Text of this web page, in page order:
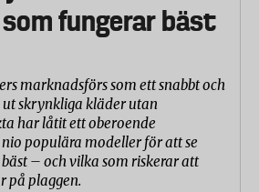
fungerar bäst
marknadsförs som ett snabbt och
skrynkliga kläder utan
har låtit ett oberoende
populära modeller för att se
– och vilka som riskerar att
på plaggen.